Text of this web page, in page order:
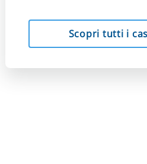
Scopri tutti i